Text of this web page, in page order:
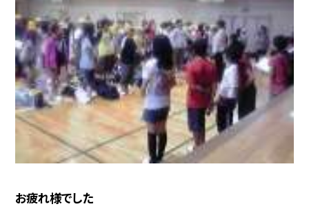
お疲れ様でした